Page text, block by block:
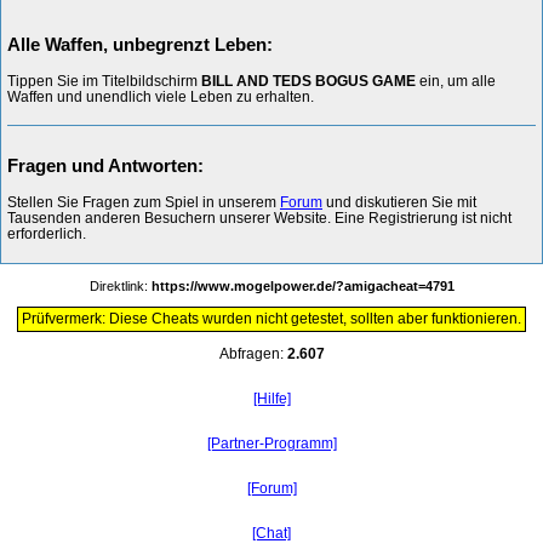
Alle Waffen, unbegrenzt Leben:
Tippen Sie im Titelbildschirm BILL AND TEDS BOGUS GAME ein, um alle
Waffen und unendlich viele Leben zu erhalten.
Fragen und Antworten:
Stellen Sie Fragen zum Spiel in unserem Forum und diskutieren Sie mit
Tausenden anderen Besuchern unserer Website. Eine Registrierung ist nicht
erforderlich.
Direktlink: https://www.mogelpower.de/?amigacheat=4791
Prüfvermerk: Diese Cheats wurden nicht getestet, sollten aber funktionieren.
Abfragen: 2.607
[Hilfe]
[Partner-Programm]
[Forum]
[Chat]